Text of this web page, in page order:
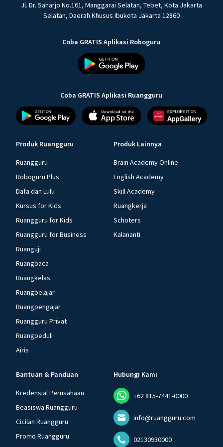
Jl. Dr. Saharjo No.161, Manggarai Selatan, Tebet, Kota Jakarta
Selatan, Daerah Khusus Ibukota Jakarta 12860
Coba GRATIS Aplikasi Roboguru
Coba GRATIS Aplikasi Ruangguru
Produk Ruangguru
Ruangguru
Roboguru Plus
Dafa dan Lulu
Kursus for Kids
Ruangguru for Kids
Ruangguru for Business
Ruanguji
Ruangbaca
Ruangkelas
Ruangbelajar
Ruangpengajar
Ruangguru Privat
Ruangpeduli
Airis
Produk Lainnya
Brain Academy Online
English Academy
Skill Academy
Ruangkerja
Schoters
Kalananti
Bantuan & Panduan
Kredensial Perusahaan
Beasiswa Ruangguru
Cicilan Ruangguru
Promo Ruangguru
Hubungi Kami
+62 815-7441-0000
info@ruangguru.com
02130930000